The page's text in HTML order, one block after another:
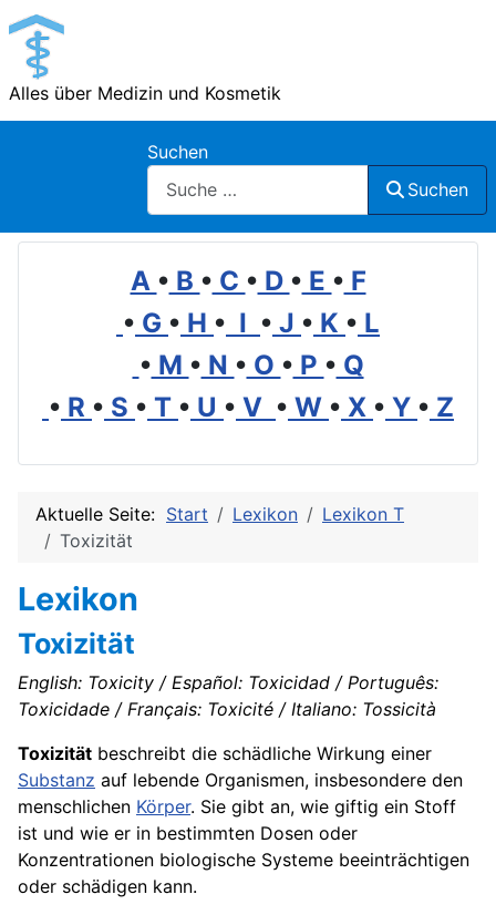
Alles über Medizin und Kosmetik
Suchen
Suchen
A • B • C • D • E • F
• G • H • I • J • K • L
• M • N • O • P • Q
• R • S • T • U • V • W • X • Y • Z
Aktuelle Seite: Start Lexikon
Lexikon T
Toxizität
Lexikon
Toxizität
English: Toxicity / Español: Toxicidad / Português:
Toxicidade / Français: Toxicité / Italiano: Tossicità
Toxizität beschreibt die schädliche Wirkung einer
Substanz auf lebende Organismen, insbesondere den
menschlichen Körper. Sie gibt an, wie giftig ein Stoff
ist und wie er in bestimmten Dosen oder
Konzentrationen biologische Systeme beeinträchtigen
oder schädigen kann.